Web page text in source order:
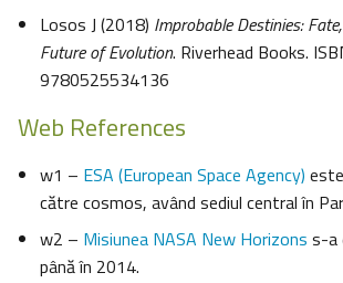
Losos J (2018) Improbable Destinies:
Future of Evolution. Riverhead Books.
9780525534136
Web References
w1 – ESA (European Space Agency)
către cosmos, având sediul central în
w2 – Misiunea NASA New Horizons s-a
până în 2014.